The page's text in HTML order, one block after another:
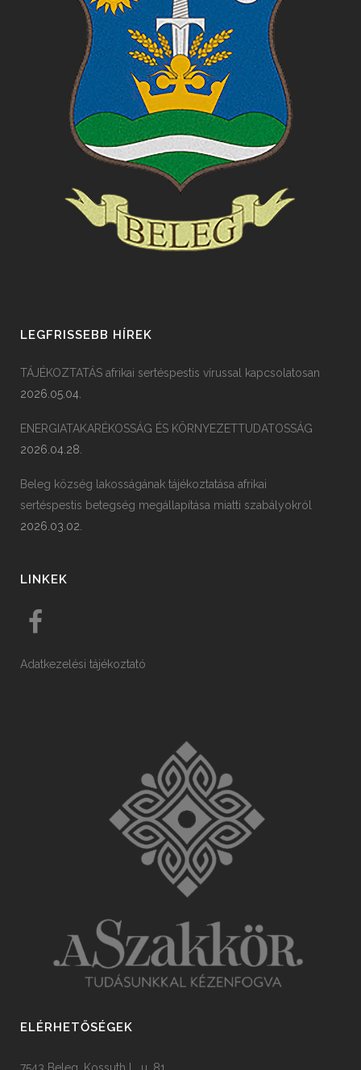
LEGFRISSEBB HÍREK
TÁJÉKOZTATÁS afrikai sertéspestis vírussal kapcsolatosan
2026.05.04.
ENERGIATAKARÉKOSSÁG ÉS KÖRNYEZETTUDATOSSÁG
2026.04.28.
Beleg község lakosságának tájékoztatása afrikai
sertéspestis betegség megállapítása miatti szabályokról
2026.03.02.
LINKEK
Adatkezelési tájékoztató
ELÉRHETŐSÉGEK